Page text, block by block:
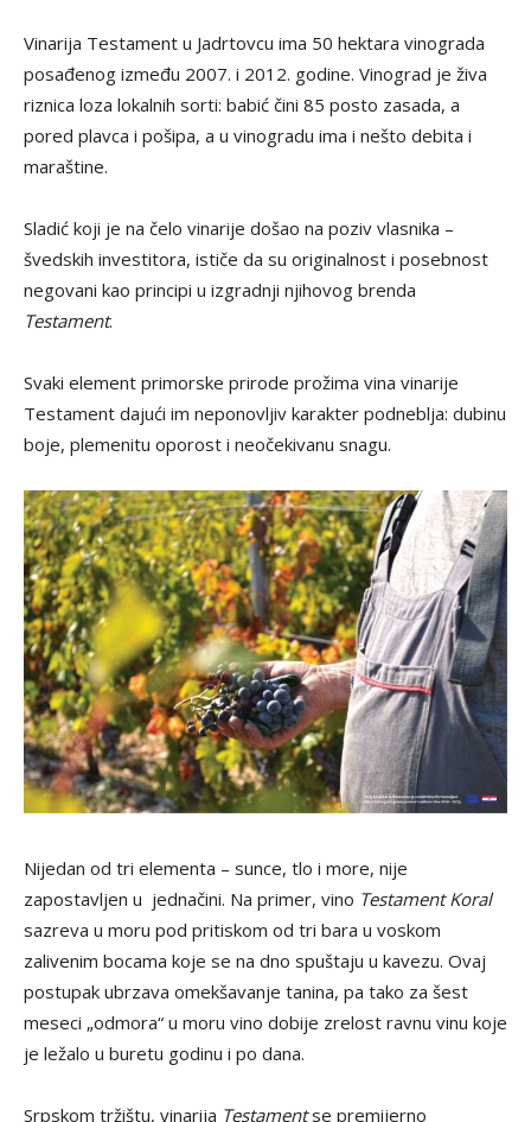
Vinarija Testament u Jadrtovcu ima 50 hektara vinograda
posađenog između 2007. i 2012. godine. Vinograd je živa
riznica loza lokalnih sorti: babić čini 85 posto zasada, a
pored plavca i pošipa, a u vinogradu ima i nešto debita i
maraštine.
Sladić koji je na čelo vinarije došao na poziv vlasnika –
švedskih investitora, ističe da su originalnost i posebnost
negovani kao principi u izgradnji njihovog brenda
Testament.
Svaki element primorske prirode prožima vina vinarije
Testament dajući im neponovljiv karakter podneblja: dubinu
boje, plemenitu oporost i neočekivanu snagu.
Nijedan od tri elementa – sunce, tlo i more, nije
zapostavljen u jednačini. Na primer, vino Testament Koral
sazreva u moru pod pritiskom od tri bara u voskom
zalivenim bocama koje se na dno spuštaju u kavezu. Ovaj
postupak ubrzava omekšavanje tanina, pa tako za šest
meseci „odmora“ u moru vino dobije zrelost ravnu vinu koje
je ležalo u buretu godinu i po dana.
Srpskom tržištu, vinarija Testamentse premijerno